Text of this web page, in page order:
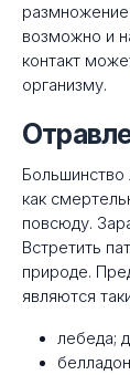
размножение
возможно и
контакт
организму.
как
повсюду.
Встретить
природе.
являются
лебеда;